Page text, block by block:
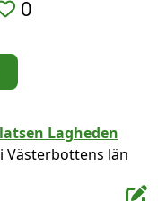
0
i Västerbottens län